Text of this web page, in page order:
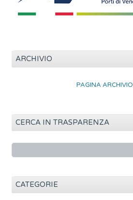
ARCHIVIO
PAGINA ARCHIVIO
CERCA IN TRASPARENZA
r
CATEGORIE